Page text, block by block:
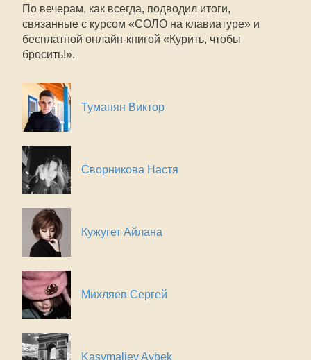
По вечерам, как всегда, подводил итоги,
связанные с курсом «СОЛО на клавиатуре» и
бесплатной онлайн-книгой «Курить, чтобы
бросить!».
Туманян Виктор
Сворникова Настя
Кужугет Айлана
Михляев Сергей
Kasymaliev Aybek